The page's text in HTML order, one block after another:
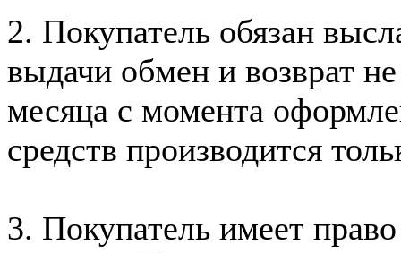
2. Покупатель обязан
выдачи обмен и возврат
месяца с момента
средств производится
3. Покупатель имеет